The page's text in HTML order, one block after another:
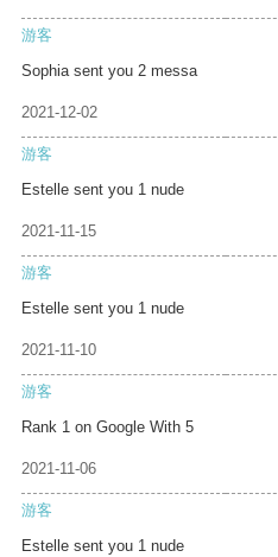
游客
Sophia sent you 2 messa
2021-12-02
游客
Estelle sent you 1 nude
2021-11-15
游客
Estelle sent you 1 nude
2021-11-10
游客
Rank 1 on Google With 5
2021-11-06
游客
Estelle sent you 1 nude